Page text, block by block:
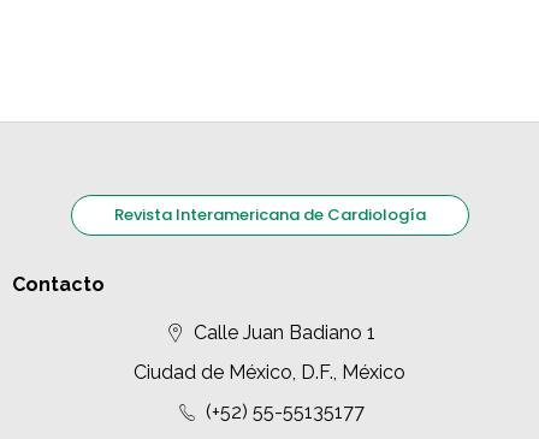
Revista Interamericana de Cardiología
Contacto
Calle Juan Badiano 1
Ciudad de México, D.F., México
(+52) 55-55135177